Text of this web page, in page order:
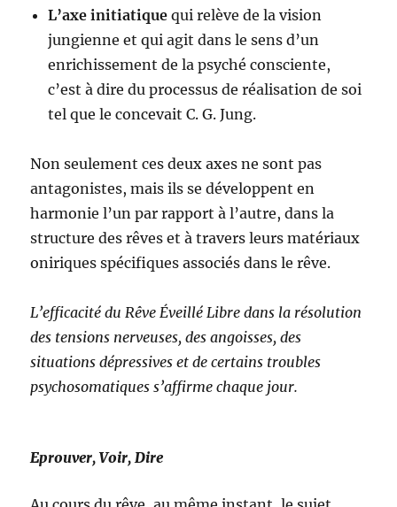
L’axe initiatiquequi relève de la vision
jungienne et qui agit dans le sens d’un
enrichissement de la psyché consciente,
c’est à dire du processus de réalisation de soi
tel que le concevait C. G. Jung.
Non seulement ces deux axes ne sont pas
antagonistes, mais ils se développent en
harmonie l’un par rapport à l’autre, dans la
structure des rêves et à travers leurs matériaux
oniriques spécifiques associés dans le rêve.
L’efficacité du Rêve Éveillé Libre dans la résolution
des tensions nerveuses, des angoisses, des
situations dépressives et de certains troubles
psychosomatiques s’affirme chaque jour.
Eprouver, Voir, Dire